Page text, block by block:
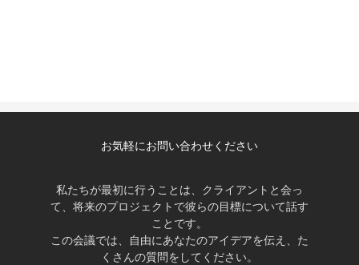
お気軽にお問い合わせください
私たちが最初に行うことは、クライアントと会っ
て、将来のプロジェクトで彼らの目標について話す
ことです。
この会議では、自由にあなたのアイデアを伝え、た
くさんの質問をしてください。